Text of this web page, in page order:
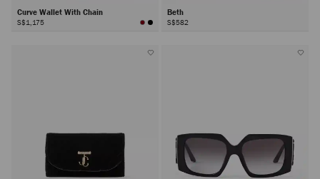
Curve Wallet With Chain
S$1,175
Beth
S$582